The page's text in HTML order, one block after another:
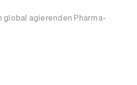
global agierenden Pharma-